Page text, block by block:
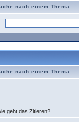
nach einem Thema
nach einem Thema
geht das Zitieren?